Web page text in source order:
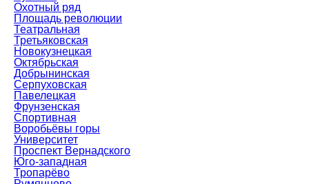
Охотный ряд
Площадь революции
Театральная
Третьяковская
Новокузнецкая
Октябрьская
Добрынинская
Серпуховская
Павелецкая
Фрунзенская
Спортивная
Воробьёвы горы
Университет
Проспект Вернадского
Юго-западная
Тропарёво